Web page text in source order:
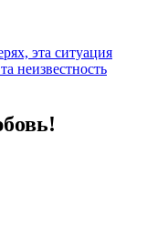
эта ситуация
неизвестность